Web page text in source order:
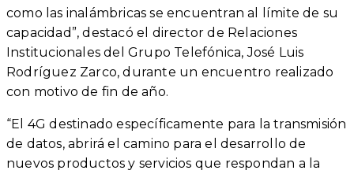
como las inalámbricas se encuentran al límite de su
capacidad”, destacó el director de Relaciones
Institucionales del Grupo Telefónica, José Luis
Rodríguez Zarco, durante un encuentro realizado
con motivo de fin de año.
“El 4G destinado específicamente para la transmisión
de datos, abrirá el camino para el desarrollo de
nuevos productos y servicios que respondan a la